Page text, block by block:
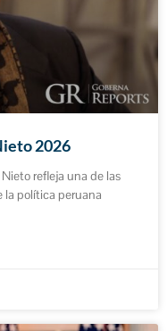
2026
refleja una de las
la política peruana